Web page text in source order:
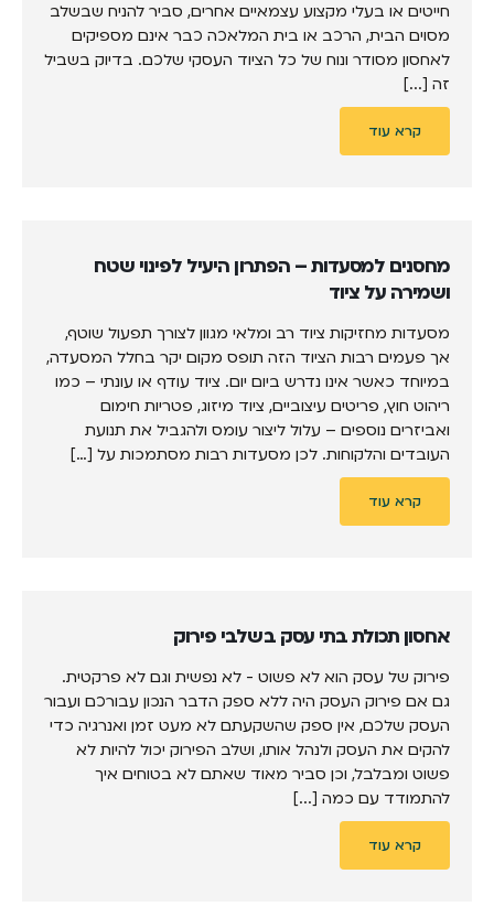
חייטים או בעלי מקצוע עצמאיים אחרים, סביר להניח שבשלב
מסוים הבית, הרכב או בית המלאכה כבר אינם מספיקים
לאחסון מסודר ונוח של כל הציוד העסקי שלכם. בדיוק בשביל
זה [...]
קרא עוד
מחסנים למסעדות – הפתרון היעיל לפינוי שטח
ושמירה על ציוד
מסעדות מחזיקות ציוד רב ומלאי מגוון לצורך תפעול שוטף,
אך פעמים רבות הציוד הזה תופס מקום יקר בחלל המסעדה,
במיוחד כאשר אינו נדרש ביום יום. ציוד עודף או עונתי – כמו
ריהוט חוץ, פריטים עיצוביים, ציוד מיזוג, פטריות חימום
ואביזרים נוספים – עלול ליצור עומס ולהגביל את תנועת
העובדים והלקוחות. לכן מסעדות רבות מסתמכות על […]
קרא עוד
אחסון תכולת בתי עסק בשלבי פירוק
פירוק של עסק הוא לא פשוט - לא נפשית וגם לא פרקטית.
גם אם פירוק העסק היה ללא ספק הדבר הנכון עבורכם ועבור
העסק שלכם, אין ספק שהשקעתם לא מעט זמן ואנרגיה כדי
להקים את העסק ולנהל אותו, ושלב הפירוק יכול להיות לא
פשוט ומבלבל, וכן סביר מאוד שאתם לא בטוחים איך
להתמודד עם כמה [...]
קרא עוד